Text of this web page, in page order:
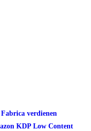
verdienen
KDP Low Content